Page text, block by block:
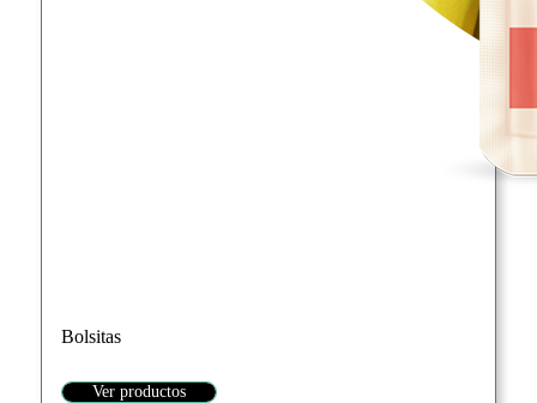
Bolsitas
Ver productos